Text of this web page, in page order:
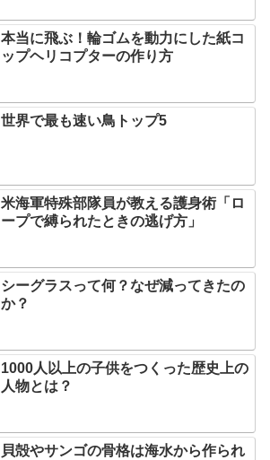
本当に飛ぶ！輪ゴムを動力にした紙コ
ップヘリコプターの作り方
世界で最も速い鳥トップ5
米海軍特殊部隊員が教える護身術「ロ
ープで縛られたときの逃げ方」
シーグラスって何？なぜ減ってきたの
か？
1000人以上の子供をつくった歴史上の
人物とは？
貝殻やサンゴの骨格は海水から作られ